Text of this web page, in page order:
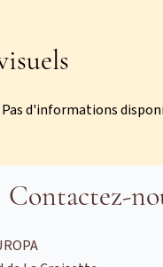
Pas d'informations
Contactez-